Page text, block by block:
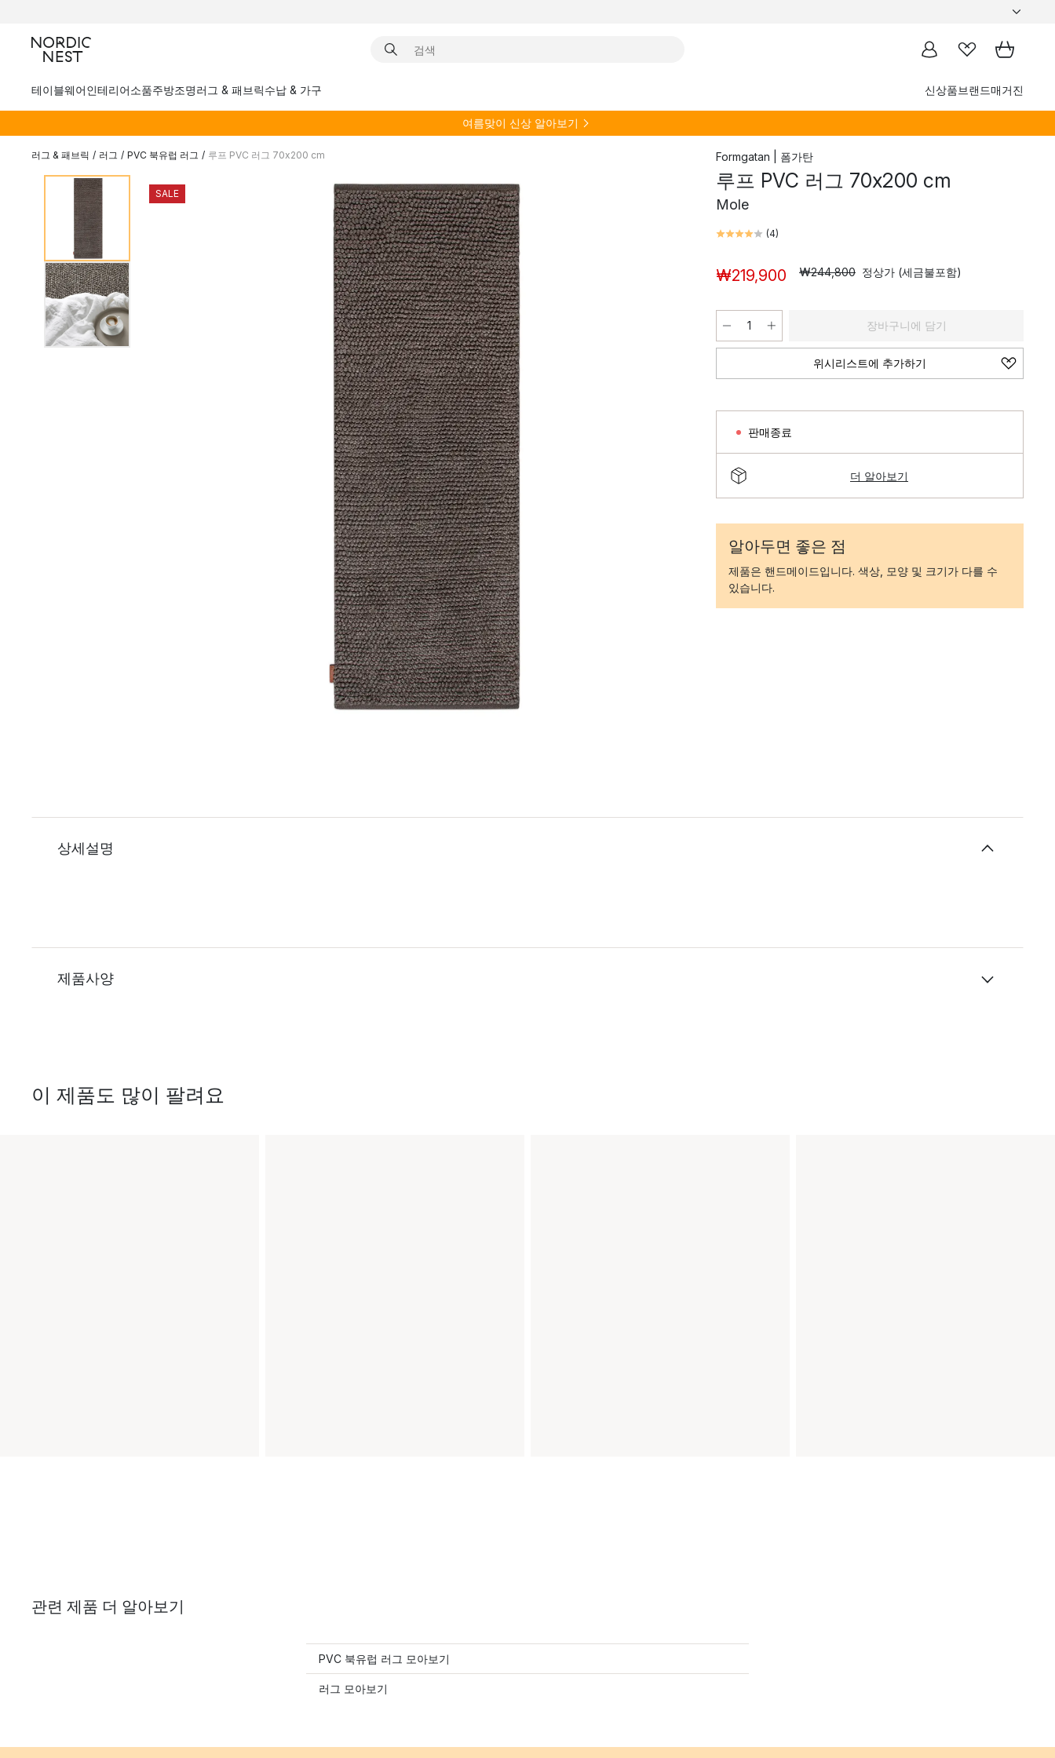
테이블웨어인테리어소품주방조명러그 & 패브릭수납 & 가구 신상품브랜드매거진
여름맞이 신상 알아보기
러그 & 패브릭 / 러그 / PVC 북유럽 러그 / 루프 PVC 러그 70x200 cm
SALE
Formgatan | 폼가탄
루프 PVC 러그 70x200 cm
Mole
(4)
₩219,900 ₩244,800 정상가 (세금불포함)
장바구니에 담기
위시리스트에 추가하기
판매종료
더 알아보기
알아두면 좋은 점
제품은 핸드메이드입니다. 색상, 모양 및 크기가 다를 수
있습니다.
상세설명
제품사양
이 제품도 많이 팔려요
관련 제품 더 알아보기
PVC 북유럽 러그 모아보기
러그 모아보기